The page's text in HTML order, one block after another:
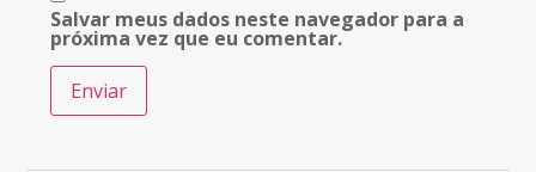
Salvar meus dados neste navegador para a
próxima vez que eu comentar.